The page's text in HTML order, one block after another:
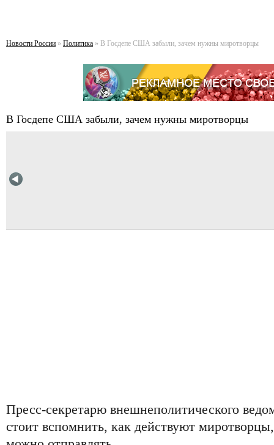
Новости России » Политика » В Госдепе США забыли, зачем нужны миротворцы
В Госдепе США забыли, зачем нужны миротворцы
Пресс-секретарю внешнеполитического
стоит вспомнить, как действуют